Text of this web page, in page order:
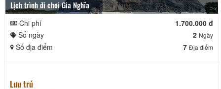
Lịch trình đi chơi Gia Nghĩa
Chi phí
1.700.000 đ
Số ngày
2 Ngày
Số địa điểm 7 Địa điểm
Lưu trú